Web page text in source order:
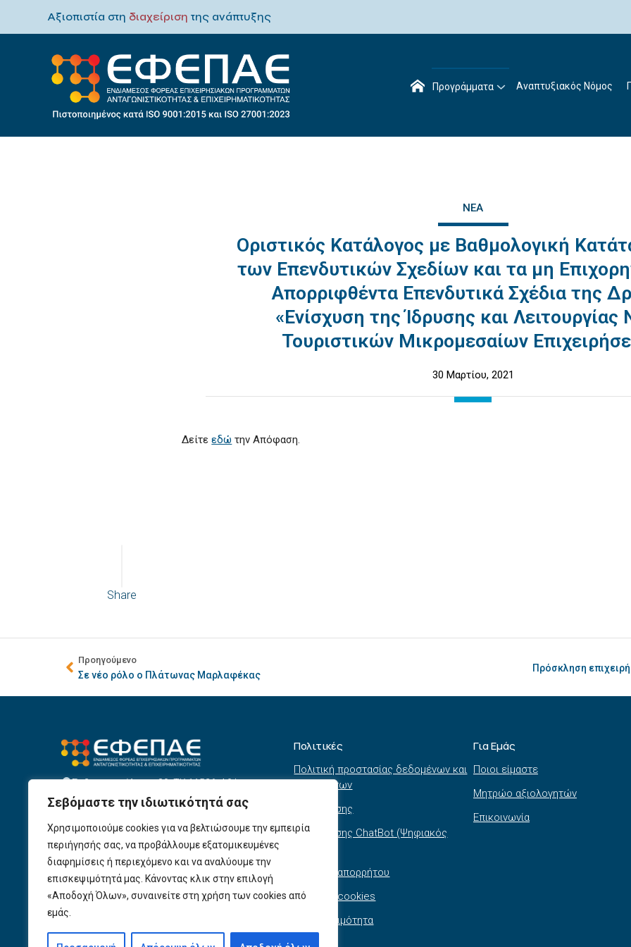
Σεβόμαστε την ιδιωτικότητά σας
Χρησιμοποιούμε cookies για να βελτιώσουμε την εμπειρία
περιήγησής σας, να προβάλλουμε εξατομικευμένες
διαφημίσεις ή περιεχόμενο και να αναλύουμε την
επισκεψιμότητά μας. Κάνοντας κλικ στην επιλογή
«Αποδοχή Όλων», συναινείτε στη χρήση των cookies από
εμάς.
Αξιοπιστία στη διαχείριση της ανάπτυξης
Προγράμματα Αναπτυξιακός Νόμος
ΝΈΑ
Οριστικός Κατάλογος με Βαθμολογική
των Επενδυτικών Σχεδίων και τα μη
Απορριφθέντα Επενδυτικά Σχέδια της
«Ενίσχυση της Ίδρυσης και
Τουριστικών Μικρομεσαίων
30 Μαρτίου, 2021
Share
Δείτεεδώ την Απόφαση.
Προηγούμενο
Σε νέο ρόλο ο Πλάτωνας Μαρλαφέκας
Πρόσκληση
Σεβαστουπόλεως 80, ΤΚ 11526, Αθήνα
info@efepae.gr
anaptyxiakos@efepae.gr
210 6985210
Ωράριο Λειτουργίας:
Δευτέρα – Παρασκευή, 09:00 – 17:00
Αριθμός ΓΕΜΗ: 154190801000
Πολιτικές
Πολιτική προστασίας δεδομένων και
συστημάτων
Όροι χρήσης
Όροι χρήσης ChatBot (Ψηφιακός
Πολιτική απορρήτου
Πολιτική cookies
Προσβασιμότητα
Για Εμάς
Ποιοι είμαστε
Μητρώο αξιολογητών
Επικοινωνία